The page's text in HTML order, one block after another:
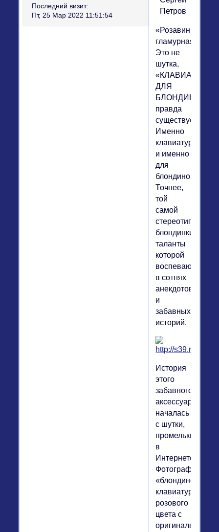
Последний визит:
Пт, 25 Мар 2022 11:51:54
Петров
«Розавинькая»,
гламурная...
Это не
шутка,
«КЛАВИАТУРА
ДЛЯ
БЛОНДИНОК»
правда
существует.
Именно
клавиатура
и именно
для
блондинок...
Точнее,
той
самой
стереотипной
блондинки,
таланты
которой
воспеваются
в сотнях
анекдотов
и
забавных
историй.
История
этого
забавного
аксессуара
началась
с шутки,
промелькнувшей
в
Интернете.
Фотография
«блондинской
клавиатуры»
розового
цвета с
оригинальным